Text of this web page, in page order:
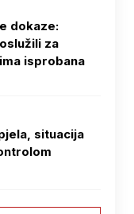
dokaze:
za
isprobana
situacija